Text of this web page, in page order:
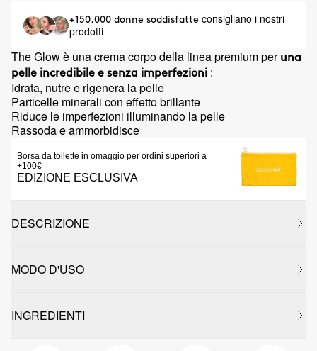
+150.000 donne soddisfatte consigliano i nostri
prodotti
The Glow è una crema corpo della linea premium per una
pelle incredibile e senza imperfezioni :
Idrata, nutre e rigenera la pelle
Particelle minerali con effetto brillante
Riduce le imperfezioni illuminando la pelle
Rassoda e ammorbidisce
Borsa da toilette in omaggio per ordini superiori a
+100€
EDIZIONE ESCLUSIVA
DESCRIZIONE
MODO D'USO
INGREDIENTI